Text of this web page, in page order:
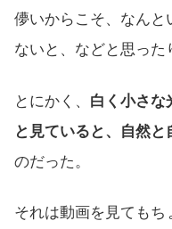
儚いからこそ、なんと
ないと、などと思った
とにかく、 白く小さな
と見ていると、自然
のだった。
それは動画を見てもち